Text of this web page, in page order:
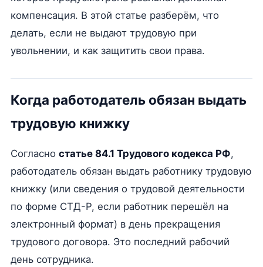
компенсация. В этой статье разберём, что
делать, если не выдают трудовую при
увольнении, и как защитить свои права.
Когда работодатель обязан выдать
трудовую книжку
Согласно статье 84.1 Трудового кодекса РФ,
работодатель обязан выдать работнику трудовую
книжку (или сведения о трудовой деятельности
по форме СТД-Р, если работник перешёл на
электронный формат) в день прекращения
трудового договора. Это последний рабочий
день сотрудника.